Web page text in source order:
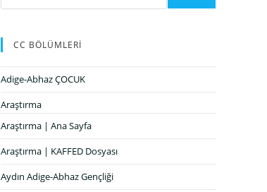
CC BÖLÜMLERİ
Adige-Abhaz ÇOCUK
Araştırma
Araştırma | Ana Sayfa
Araştırma | KAFFED Dosyası
Aydın Adige-Abhaz Gençliği